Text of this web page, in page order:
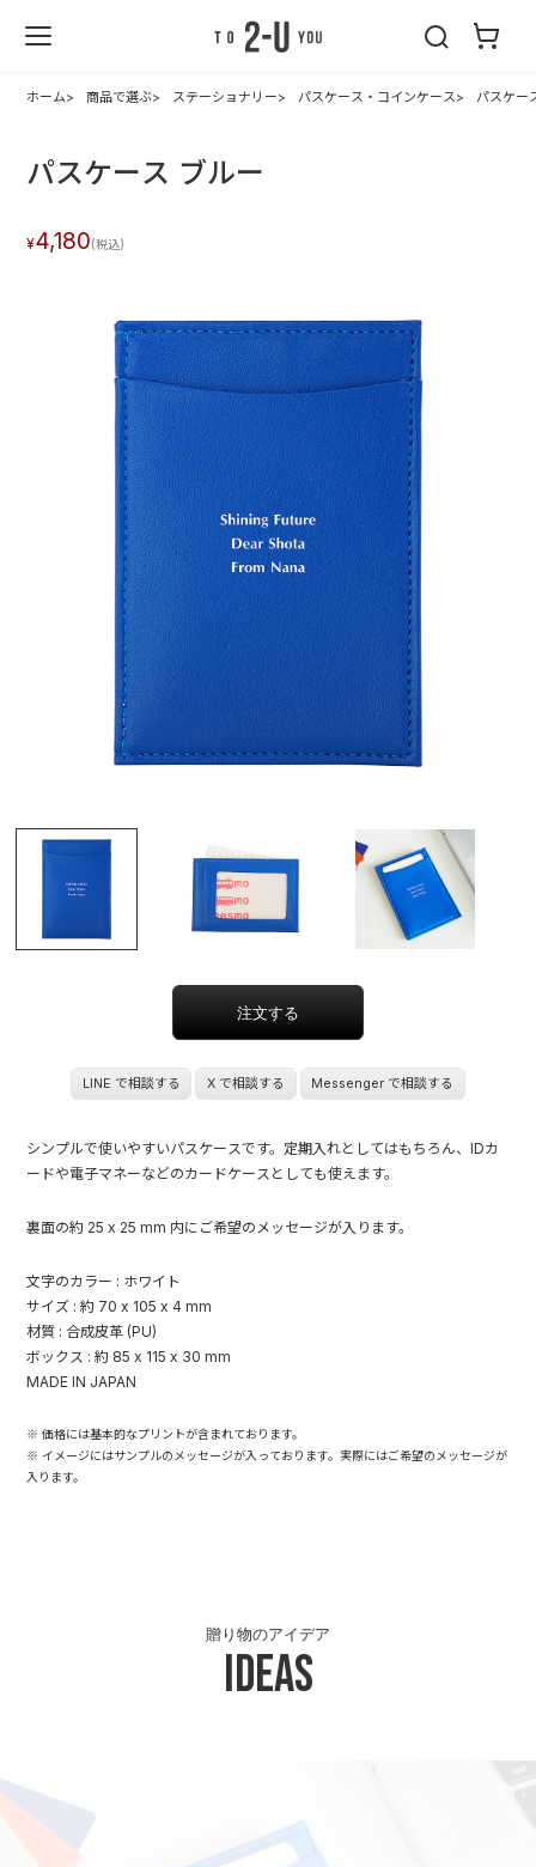
ホーム 商品で選ぶ ステーショナリー パスケース・コインケース パスケー
パスケース ブルー
4,180
LINE で相談する X で相談する Messenger で相談する
シンプルで使いやすいパスケースです。定期入れとしてはもちろん、IDカ
ードや電子マネーなどのカードケースとしても使えます。
裏面の約 25 x 25 mm 内にご希望のメッセージが入ります。
文字のカラー : ホワイト
サイズ : 約 70 x 105 x 4 mm
材質 : 合成皮革 (PU)
ボックス : 約 85 x 115 x 30 mm
MADE IN JAPAN
※ 価格には基本的なプリントが含まれております。
※ イメージにはサンプルのメッセージが入っております。実際にはご希望のメッセージが
入ります。
Ideas
贈り物のアイデア